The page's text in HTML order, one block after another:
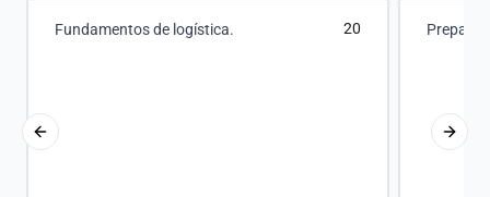
Fundamentos de logística. 20